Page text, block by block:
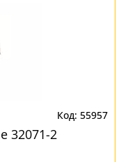
55957
32071-2